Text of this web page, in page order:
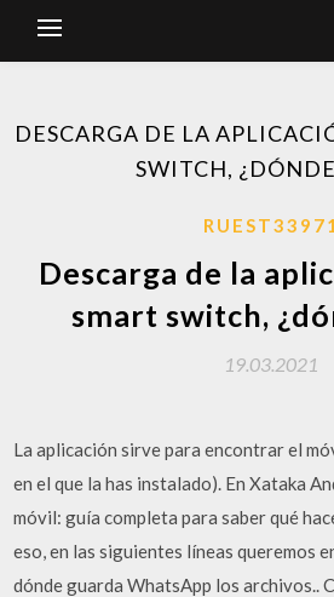
DESCARGA DE LA
SWITCH, ¿DÓNDE
Descarga de la
smart switch,
19.03.2021
La aplicación sirve para encontrar el
en el que la has instalado). En Xataka
móvil: guía completa para saber qué
eso, en las siguientes líneas queremos
dónde guarda WhatsApp los archivos..